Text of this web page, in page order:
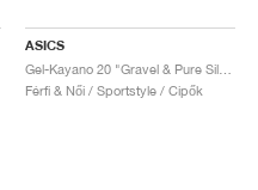
ASICS
Férfi & Női / Sportstyle / Cipők